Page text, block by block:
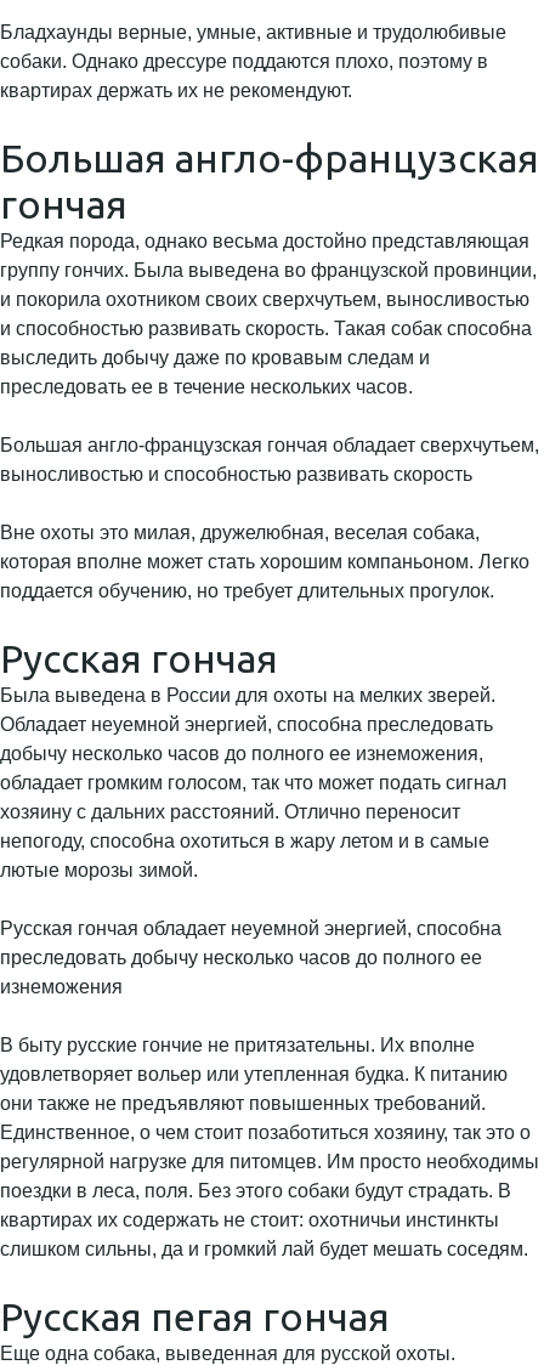
Бладхаунды верные, умные, активные и трудолюбивые
собаки. Однако дрессуре поддаются плохо, поэтому в
квартирах держать их не рекомендуют.
Большая англо-французская
гончая
Редкая порода, однако весьма достойно представляющая
группу гончих. Была выведена во французской провинции,
и покорила охотником своих сверхчутьем, выносливостью
и способностью развивать скорость. Такая собак способна
выследить добычу даже по кровавым следам и
преследовать ее в течение нескольких часов.
Большая англо-французская гончая обладает сверхчутьем,
выносливостью и способностью развивать скорость
Вне охоты это милая, дружелюбная, веселая собака,
которая вполне может стать хорошим компаньоном. Легко
поддается обучению, но требует длительных прогулок.
Русская гончая
Была выведена в России для охоты на мелких зверей.
Обладает неуемной энергией, способна преследовать
добычу несколько часов до полного ее изнеможения,
обладает громким голосом, так что может подать сигнал
хозяину с дальних расстояний. Отлично переносит
непогоду, способна охотиться в жару летом и в самые
лютые морозы зимой.
Русская гончая обладает неуемной энергией, способна
преследовать добычу несколько часов до полного ее
изнеможения
В быту русские гончие не притязательны. Их вполне
удовлетворяет вольер или утепленная будка. К питанию
они также не предъявляют повышенных требований.
Единственное, о чем стоит позаботиться хозяину, так это о
регулярной нагрузке для питомцев. Им просто необходимы
поездки в леса, поля. Без этого собаки будут страдать. В
квартирах их содержать не стоит: охотничьи инстинкты
слишком сильны, да и громкий лай будет мешать соседям.
Русская пегая гончая
Еще одна собака, выведенная для русской охоты.